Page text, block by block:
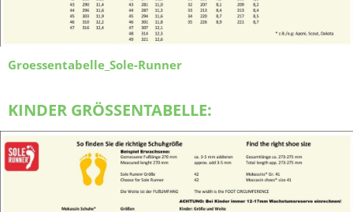
Groessentabelle_Sole-Runner
KINDER GRÖSSENTABELLE: